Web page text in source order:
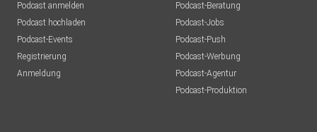
Podcast anmelden
Podcast hochladen
Podcast-Events
Registrierung
Anmeldung
Podcast-Beratung
Podcast-Jobs
Podcast-Push
Podcast-Werbung
Podcast-Agentur
Podcast-Produktion